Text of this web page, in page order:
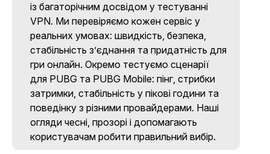
із багаторічним досвідом у тестуванні
VPN. Ми перевіряємо кожен сервіс у
реальних умовах: швидкість, безпека,
стабільність з’єднання та придатність для
гри онлайн. Окремо тестуємо сценарії
для PUBG та PUBG Mobile: пінг, стрибки
затримки, стабільність у пікові години та
поведінку з різними провайдерами. Наші
огляди чесні, прозорі і допомагають
користувачам робити правильний вибір.